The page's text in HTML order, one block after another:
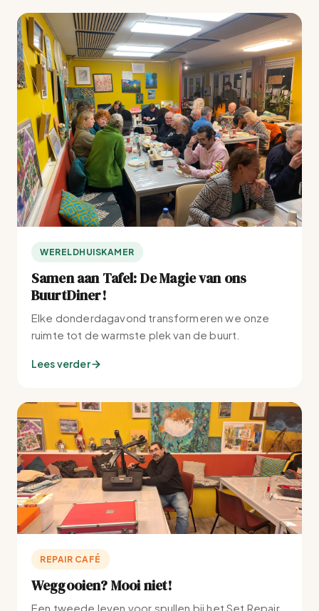
WERELDHUISKAMER
Samen aan Tafel: De Magie van ons
BuurtDiner!
Elke donderdagavond transformeren we onze
ruimte tot de warmste plek van de buurt.
Lees verder
REPAIR CAFÉ
Weggooien? Mooi niet!
Een tweede leven voor spullen bij het Set Repair